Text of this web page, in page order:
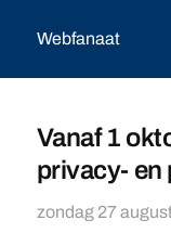
Webfanaat
Vanaf 1
privacy- en
zondag 27